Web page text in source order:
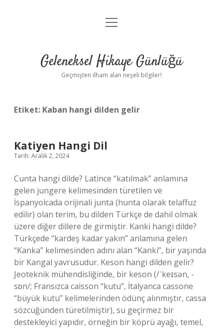
Anasayfa
Yasal Uyarı
menüyü
Geleneksel Hikaye Günlüğü
Geçmişten ilham alan neşeli bilgiler!
Etiket: Kaban hangi dilden gelir
Katiyen Hangi Dil
Tarih: Aralık 2, 2024
Cunta hangi dilde? Latince “katılmak” anlamına
gelen jungere kelimesinden türetilen ve
İspanyolcada orijinali junta (hunta olarak telaffuz
edilir) olan terim, bu dilden Türkçe de dahil olmak
üzere diğer dillere de girmiştir. Kanki hangi dilde?
Türkçede “kardeş kadar yakın” anlamına gelen
“Kanka” kelimesinden adını alan “Kanki”, bir yaşında
bir Kangal yavrusudur. Keson hangi dilden gelir?
Jeoteknik mühendisliğinde, bir keson (/ˈkeɪsən, -
sɒn/; Fransızca caisson “kutu”, İtalyanca cassone
“büyük kutu” kelimelerinden ödünç alınmıştır, cassa
sözcüğünden türetilmiştir), su geçirmez bir
destekleyici yapıdır, örneğin bir köprü ayağı, temel,